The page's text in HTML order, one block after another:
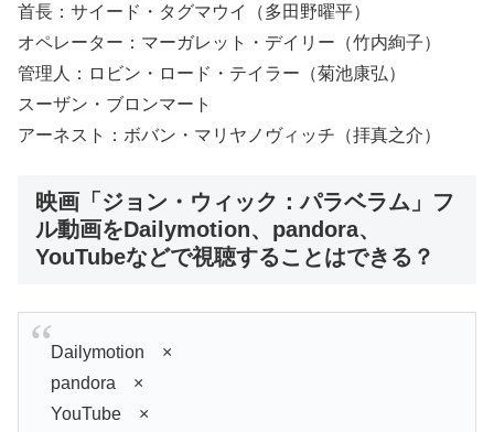
首長：サイード・タグマウイ（多田野曜平）
オペレーター：マーガレット・デイリー（竹内絢子）
管理人：ロビン・ロード・テイラー（菊池康弘）
スーザン・ブロンマート
アーネスト：ボバン・マリヤノヴィッチ（拝真之介）
映画「ジョン・ウィック：パラベラム」フ
ル動画をDailymotion、pandora、
YouTubeなどで視聴することはできる？
Dailymotion ×
pandora ×
YouTube ×